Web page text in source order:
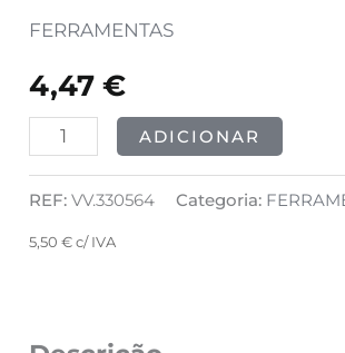
FERRAMENTAS
4,47€
PEDICURE
Violet
ADICIONAR
REF:VV.330564 Categoria:
5,50€ c/ IVA